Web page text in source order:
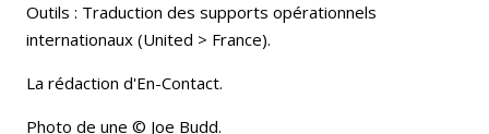
Outils : Traduction des supports opérationnels
internationaux (United > France).
La rédaction d'En-Contact.
Photo de une © Joe Budd.